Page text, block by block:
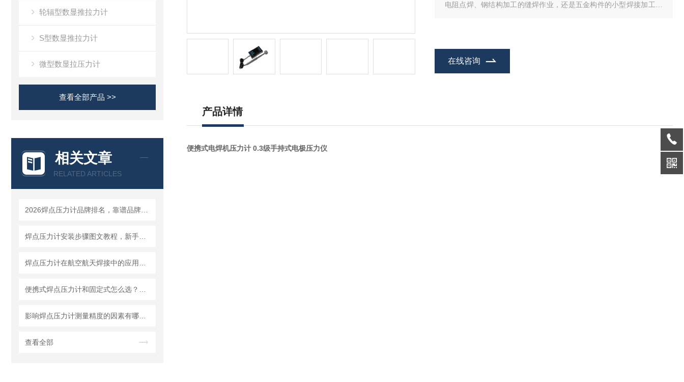
轮辐型数显推拉力计
S型数显推拉力计
微型数显拉压力计
查看全部产品 >>
相关文章
RELATED ARTICLES
查看全部
电阻点焊、钢结构加工的缝焊作业，还是五金构件的小型焊接加工，
在线咨询
产品详情
便携式电焊机压力计 0.3级手持式电极压力仪